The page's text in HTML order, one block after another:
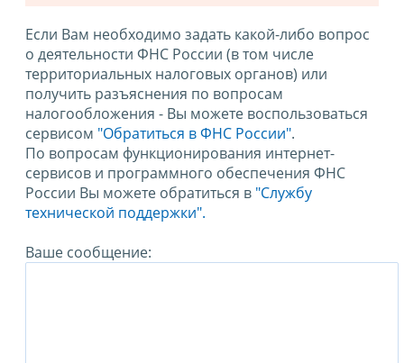
Если Вам необходимо задать какой-либо вопрос
о деятельности ФНС России (в том числе
территориальных налоговых органов) или
получить разъяснения по вопросам
налогообложения - Вы можете воспользоваться
сервисом "Обратиться в ФНС России".
По вопросам функционирования интернет-
сервисов и программного обеспечения ФНС
России Вы можете обратиться в "Службу
технической поддержки".
Ваше сообщение: